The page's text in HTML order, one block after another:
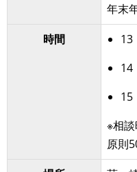
年末
時間
13
14
15
※相
原則